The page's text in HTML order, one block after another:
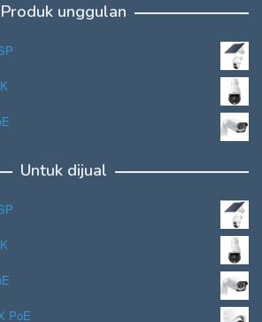
Produk unggulan
Untuk dijual
PoE